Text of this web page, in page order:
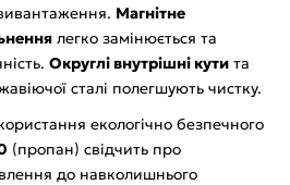
Магнітне
легко замінюється та
Округлі внутрішні кути та
сталі полегшують чистку.
екологічно безпечного
(пропан) свідчить про
до навколишнього